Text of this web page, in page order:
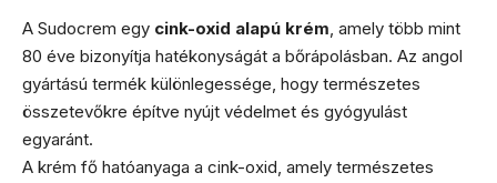
A Sudocrem egy cink-oxid alapú krém, amely több mint
80 éve bizonyítja hatékonyságát a bőrápolásban. Az angol
gyártású termék különlegessége, hogy természetes
összetevőkre építve nyújt védelmet és gyógyulást
egyaránt.
A krém fő hatóanyaga a cink-oxid, amely természetes